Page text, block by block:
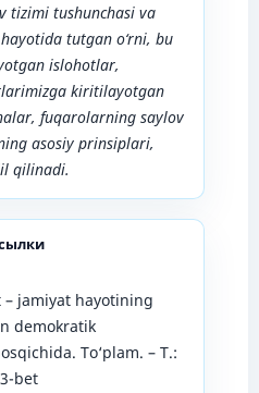
tizimi tushunchasi va
tutgan o‘rni, bu
islohotlar,
kiritilayotgan
fuqarolarning saylov
asosiy prinsiplari,
qilinadi.
– jamiyat hayotining
demokratik
To‘plam. – Т.:
bet